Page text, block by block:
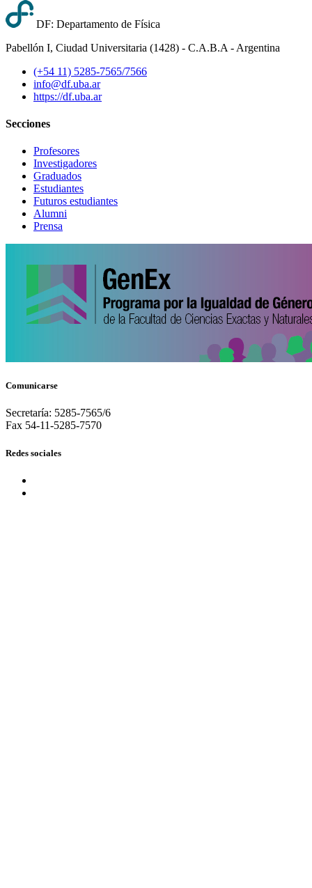
DF: Departamento de Física
Pabellón I, Ciudad Universitaria (1428) - C.A.B.A - Argentina
(+54 11) 5285-7565/7566
info@df.uba.ar
https://df.uba.ar
Secciones
Profesores
Investigadores
Graduados
Estudiantes
Futuros estudiantes
Alumni
Prensa
Comunicarse
Secretaría: 5285-7565/6
Fax 54-11-5285-7570
Redes sociales